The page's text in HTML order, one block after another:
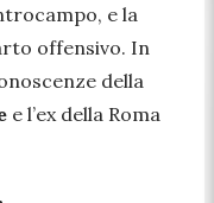
e la
offensivo. In
della
e l’ex della Roma